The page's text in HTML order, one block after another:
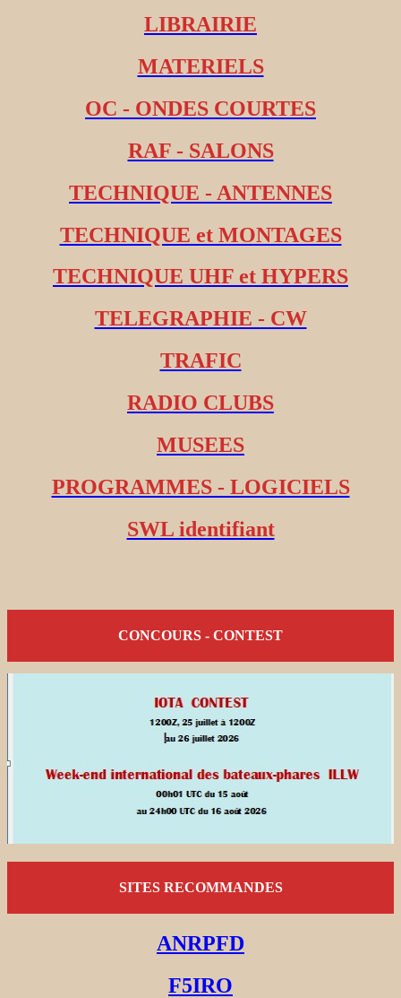
LIBRAIRIE
MATERIELS
OC - ONDES COURTES
RAF - SALONS
TECHNIQUE - ANTENNES
TECHNIQUE et MONTAGES
TECHNIQUE UHF et HYPERS
TELEGRAPHIE - CW
TRAFIC
RADIO CLUBS
MUSEES
PROGRAMMES - LOGICIELS
SWL identifiant
CONCOURS - CONTEST
SITES RECOMMANDES
ANRPFD
F5IRO